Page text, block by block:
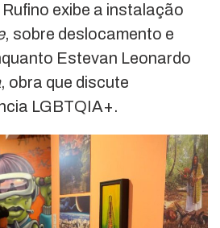
exibe a instalação
, sobre deslocamento e
Estevan Leonardo
, obra que discute
LGBTQIA+.